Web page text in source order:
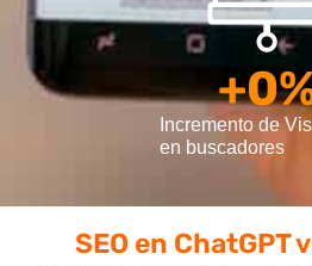
Incremento de
en buscadores
+0
SEO en ChatGPT